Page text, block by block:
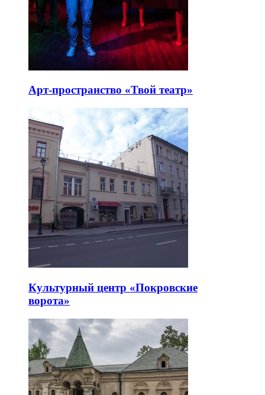
Арт-пространство «Твой театр»
Культурный центр «Покровские
ворота»